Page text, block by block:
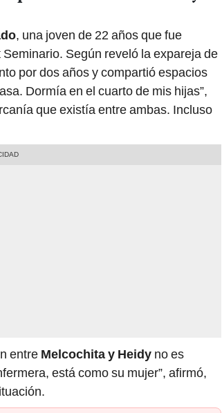
, una joven de 22 años que fue
Según reveló la expareja de
por dos años y compartió espacios
Dormía en el cuarto de mis hijas”,
que existía entre ambas. Incluso
entre Melcochita y Heidy no es
está como su mujer”, afirmó,